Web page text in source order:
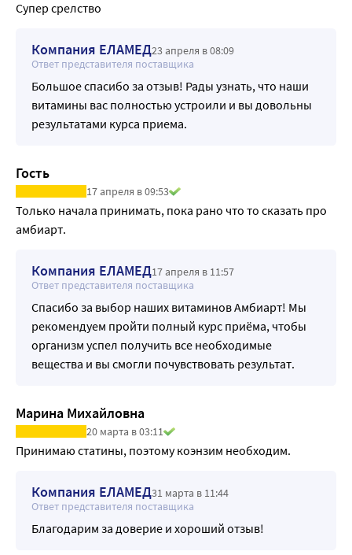
поддерживают эластичность сосудов, что важно для
снижению артериального давления.
Оливковое масло - источник Омега-9, богато эфирами
олеиновой кислоты. Помогает снизить вредное влияние
нездоровой пищи, снижать риск сердечно-сосудистых
заболеваний, диабет и ожирения.
Супер срелство
Компания ЕЛАМЕД23 апреля в 08:09
Ответ представителя поставщика
Большое спасибо за отзыв! Рады узнать, что наши
витамины вас полностью устроили и вы довольны
результатами курса приема.
Гость
17 апреля в 09:53
Только начала принимать, пока рано что то сказать про
амбиарт.
Компания ЕЛАМЕД17 апреля в 11:57
Ответ представителя поставщика
Спасибо за выбор наших витаминов Амбиарт! Мы
рекомендуем пройти полный курс приёма, чтобы
организм успел получить все необходимые
вещества и вы смогли почувствовать результат.
Марина Михайловна
20 марта в 03:11
Принимаю статины, поэтому коэнзим необходим.
Компания ЕЛАМЕД31 марта в 11:44
Ответ представителя поставщика
Благодарим за доверие и хороший отзыв!